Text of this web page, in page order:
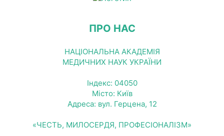
ПРО НАС
НАЦІОНАЛЬНА АКАДЕМІЯ
МЕДИЧНИХ НАУК УКРАЇНИ
Індекс: 04050
Місто: Київ
Адреса: вул. Герцена, 12
«ЧЕСТЬ, МИЛОСЕРДЯ, ПРОФЕСІОНАЛІЗМ»